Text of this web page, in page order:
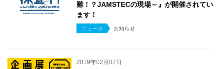
難！？JAMSTECの現場～』が開催されてい
ます！
ニュース お知らせ
2019年02月07日